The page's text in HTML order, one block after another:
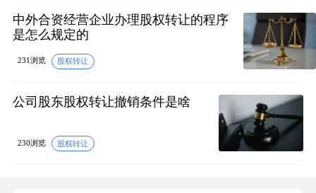
中外合资经营企业办理股权转让的程序
是怎么规定的
231浏览 股权转让
公司股东股权转让撤销条件是啥
230浏览 股权转让